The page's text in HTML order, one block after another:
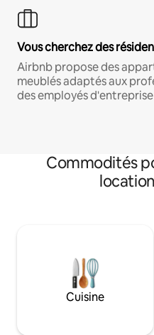
Vous cherchez des
Airbnb propose des
meublés adaptés aux
des employés
Commodités
Cuisine